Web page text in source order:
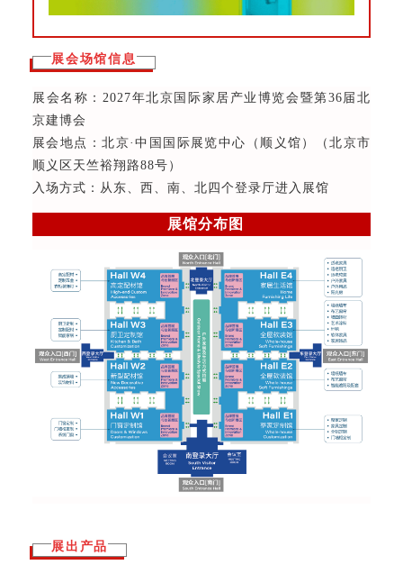
展会场馆信息
展会名称：2027年北京国际家居产业博览会暨第36届北
京建博会
展会地点：北京·中国国际展览中心（顺义馆）（北京市
顺义区天竺裕翔路88号）
入场方式：从东、西、南、北四个登录厅进入展馆
展馆分布图
展出产品